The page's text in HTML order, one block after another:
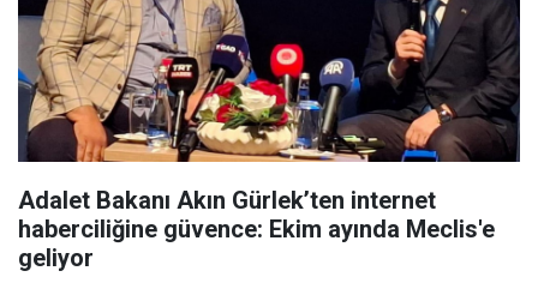
Adalet Bakanı Akın Gürlek’ten internet
haberciliğine güvence: Ekim ayında Meclis'e
geliyor